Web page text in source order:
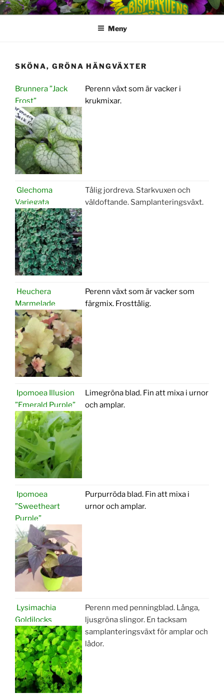
Hoppa
till
Meny
SKÖNA, GRÖNA HÄNGVÄXTER
Brunnera ”Jack
Frost”
Perenn växt som är vacker i
krukmixar.
Glechoma
Variegata
Tålig jordreva. Starkvuxen och
väldoftande. Samplanteringsväxt.
Heuchera
Marmelade
Perenn växt som är vacker som
färgmix. Frosttålig.
Ipomoea Illusion
”Emerald Purple”
Limegröna blad. Fin att mixa i urnor
och amplar.
Ipomoea
”Sweetheart
Purple”
Purpurröda blad. Fin att mixa i
urnor och amplar.
Lysimachia
Goldilocks
Perenn med penningblad. Långa,
ljusgröna slingor. En tacksam
samplanteringsväxt för amplar och
lådor.